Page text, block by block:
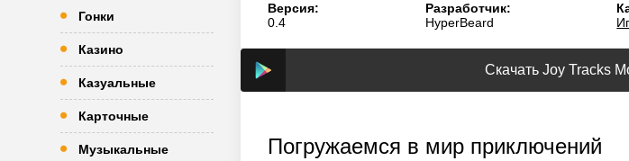
Гонки
Казино
Казуальные
Карточные
Музыкальные
Версия:
0.4
Разработчик:
HyperBeard
Скачать Joy Tracks
Погружаемся в мир приключений